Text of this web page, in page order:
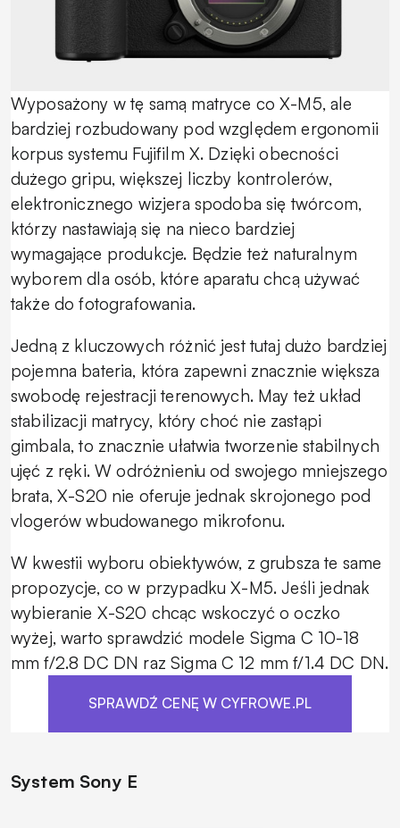
Wyposażony w tę samą matryce co X-M5, ale
bardziej rozbudowany pod względem ergonomii
korpus systemu Fujifilm X. Dzięki obecności
dużego gripu, większej liczby kontrolerów,
elektronicznego wizjera spodoba się twórcom,
którzy nastawiają się na nieco bardziej
wymagające produkcje. Będzie też naturalnym
wyborem dla osób, które aparatu chcą używać
także do fotografowania.
Jedną z kluczowych różnić jest tutaj dużo bardziej
pojemna bateria, która zapewni znacznie większa
swobodę rejestracji terenowych. May też układ
stabilizacji matrycy, który choć nie zastąpi
gimbala, to znacznie ułatwia tworzenie stabilnych
ujęć z ręki. W odróżnieniu od swojego mniejszego
brata, X-S20 nie oferuje jednak skrojonego pod
vlogerów wbudowanego mikrofonu.
W kwestii wyboru obiektywów, z grubsza te same
propozycje, co w przypadku X-M5. Jeśli jednak
wybieranie X-S20 chcąc wskoczyć o oczko
wyżej, warto sprawdzić modele Sigma C 10-18
mm f/2.8 DC DN raz Sigma C 12 mm f/1.4 DC DN.
SPRAWDŹ CENĘ W CYFROWE.PL
System Sony E